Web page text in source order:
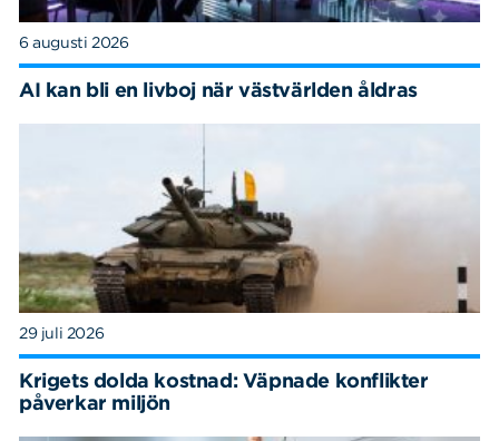
6 augusti 2026
AI kan bli en livboj när västvärlden åldras
29 juli 2026
Krigets dolda kostnad: Väpnade konflikter
påverkar miljön